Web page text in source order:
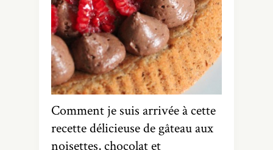
Comment je suis arrivée à cette
recette délicieuse de gâteau aux
noisettes, chocolat et